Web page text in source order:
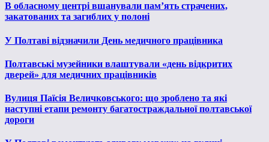
В обласному центрі вшанували пам’ять страчених,
закатованих та загиблих у полоні
У Полтаві відзначили День медичного працівника
Полтавські музейники влаштували «день відкритих
дверей» для медичних працівників
Вулиця Паїсія Величковського: що зроблено та які
наступні етапи ремонту багатостраждальної полтавської
дороги